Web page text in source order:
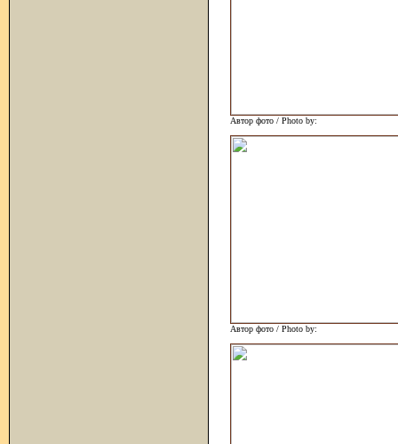
Автор фото / Photo by:
Автор фото / Photo by: